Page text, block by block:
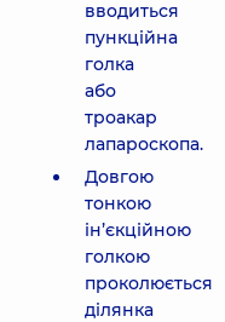
вводиться
пункційна
голка
або
троакар
лапароскопа.
Довгою
тонкою
ін’єкційною
голкою
проколюється
ділянка